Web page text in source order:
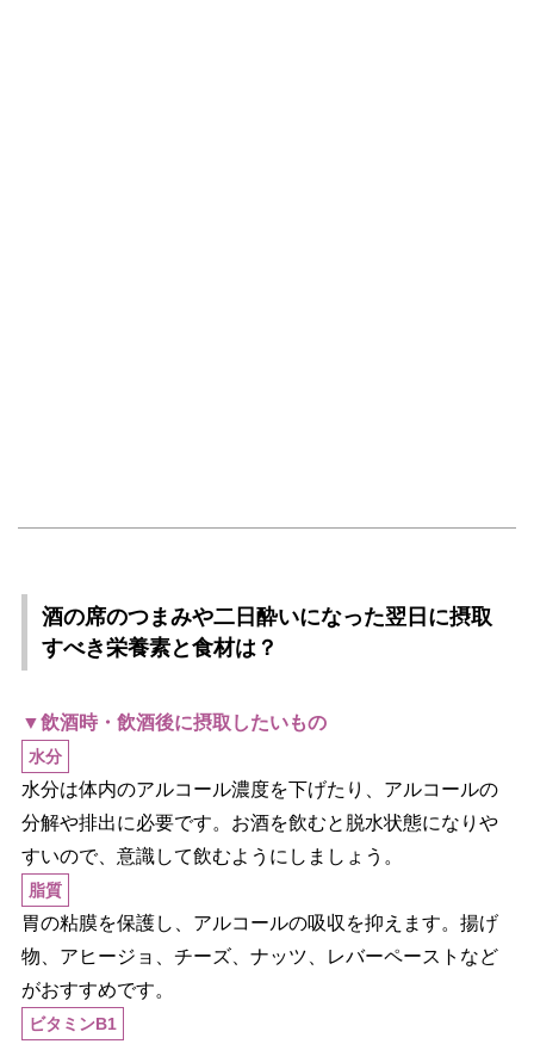
酒の席のつまみや二日酔いになった翌日に摂取
すべき栄養素と食材は？
▼飲酒時・飲酒後に摂取したいもの
水分
水分は体内のアルコール濃度を下げたり、アルコールの
分解や排出に必要です。お酒を飲むと脱水状態になり
すいので、意識して飲むようにしましょう。
脂質
胃の粘膜を保護し、アルコールの吸収を抑えます。揚げ
物、アヒージョ、チーズ、ナッツ、レバーペーストなど
がおすすめです。
ビタミンB1